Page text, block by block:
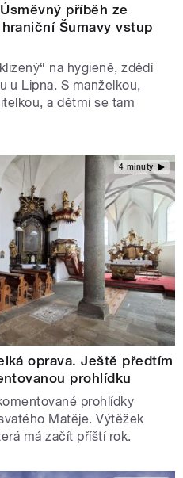
příběh ze
Šumavy vstup
na hygieně, zdědí
u Lipna. S manželkou,
a dětmi se tam
4 minuty
oprava. Ještě předtím
prohlídku
prohlídky
Matěje. Výtěžek
má začít příští rok.